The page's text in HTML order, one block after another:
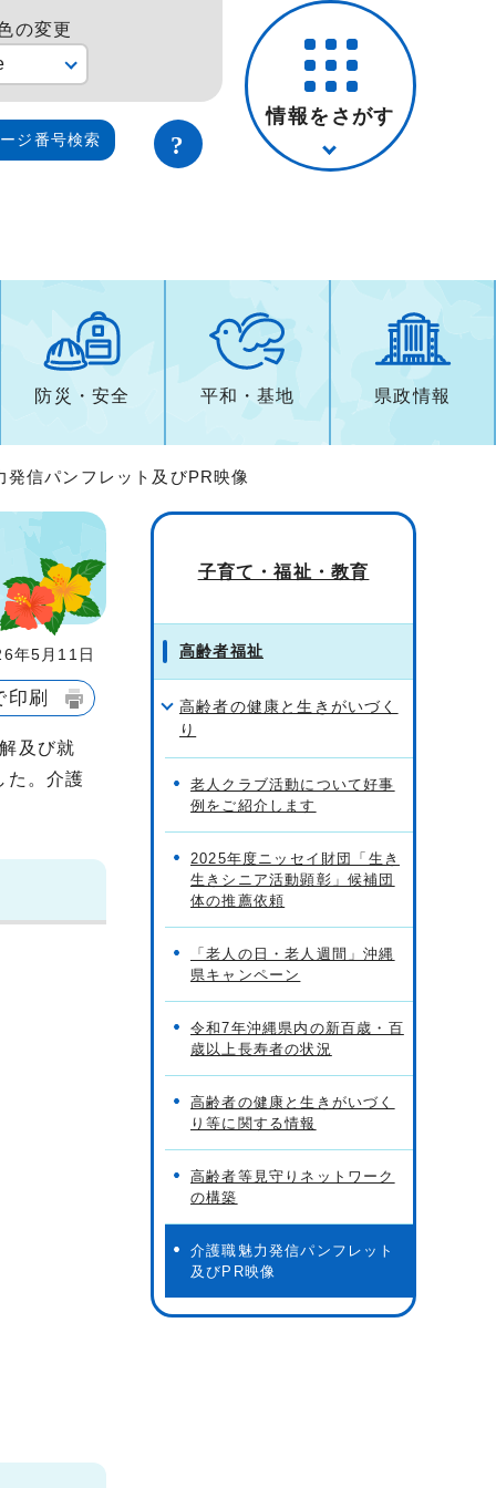
の変更
ジ番号検索
情報をさがす
防災・安全 平和・基地 県政情報
発信パンフレット及びPR映像
年5月11日
印刷
及び就
た。介護
子育て・福祉・教育
高齢者福祉
高齢者の健康と生きがいづく
り
老人クラブ活動について好事
例をご紹介します
2025年度ニッセイ財団「生き
生きシニア活動顕彰」候補団
体の推薦依頼
「老人の日・老人週間」沖縄
県キャンペーン
令和7年沖縄県内の新百歳・百
歳以上長寿者の状況
高齢者の健康と生きがいづく
り等に関する情報
高齢者等見守りネットワーク
の構築
介護職魅力発信パンフレット
及びPR映像